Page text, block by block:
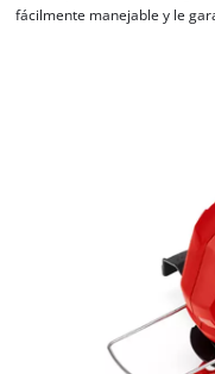
fácilmente manejable y le